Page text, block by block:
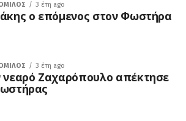
3 έτη ago
ο επόμενος στον Φωστήρα
3 έτη ago
νεαρό Ζαχαρόπουλο απέκτησε